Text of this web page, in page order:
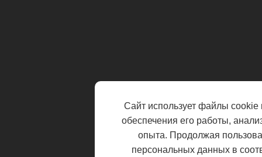
Сайт использует файлы cookie
обеспечения его работы,
опыта. Продолжая
персональных данных в